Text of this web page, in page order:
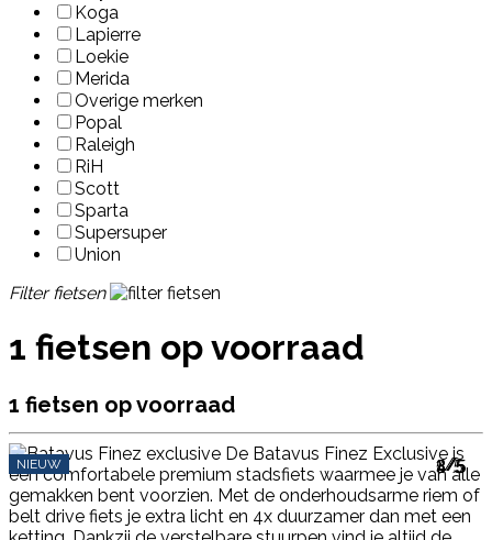
Koga
Lapierre
Loekie
Merida
Overige merken
Popal
Raleigh
RiH
Scott
Sparta
Supersuper
Union
Filter fietsen
1 fietsen op voorraad
1 fietsen op voorraad
1/5
2/5
3/5
4/5
5/5
NIEUW